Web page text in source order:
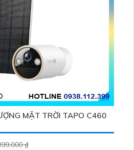
MẶT TRỜI TAPO C460
₫